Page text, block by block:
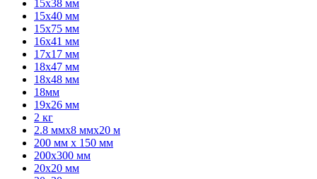
15x38 мм
15x40 мм
15x75 мм
16x41 мм
17x17 мм
18x47 мм
18x48 мм
18мм
19x26 мм
2 кг
2.8 ммх8 ммx20 м
200 мм x 150 мм
200х300 мм
20x20 мм